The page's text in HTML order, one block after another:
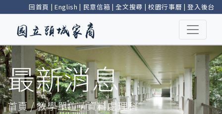
回首頁 | English | 民意信箱 |全文搜尋 | 校園行事曆 |登入後台
最新消息
首頁 / 教學單位 / 資料處理科